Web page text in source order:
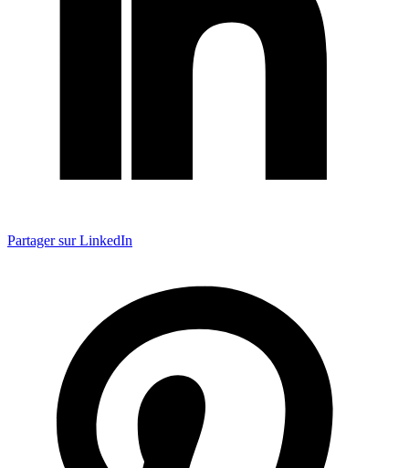
Partager sur LinkedIn